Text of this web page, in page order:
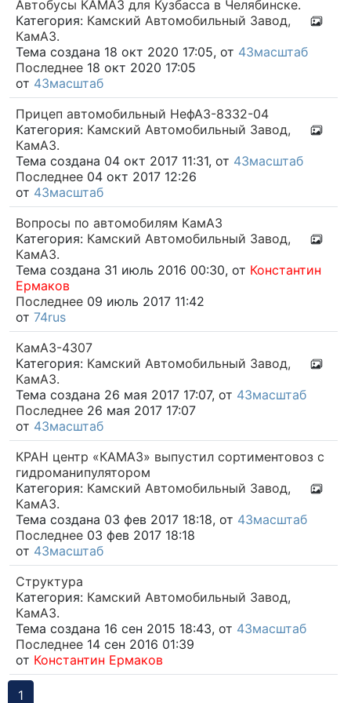
Автобусы КАМАЗ для Кузбасса в Челябинске.
Категория: Камский Автомобильный Завод,
КамАЗ.
Тема создана 18 окт 2020 17:05, от 43масштаб
Последнее 18 окт 2020 17:05
от 43масштаб
Прицеп автомобильный НефАЗ-8332-04
Категория: Камский Автомобильный Завод,
КамАЗ.
Тема создана 04 окт 2017 11:31, от 43масштаб
Последнее 04 окт 2017 12:26
от 43масштаб
Вопросы по автомобилям КамАЗ
Категория: Камский Автомобильный Завод,
КамАЗ.
Тема создана 31 июль 2016 00:30, от Константин
Ермаков
Последнее 09 июль 2017 11:42
от 74rus
КамАЗ-4307
Категория: Камский Автомобильный Завод,
КамАЗ.
Тема создана 26 мая 2017 17:07, от 43масштаб
Последнее 26 мая 2017 17:07
от 43масштаб
КРАН центр «КАМАЗ» выпустил сортиментовоз с
гидроманипулятором
Категория: Камский Автомобильный Завод,
КамАЗ.
Тема создана 03 фев 2017 18:18, от 43масштаб
Последнее 03 фев 2017 18:18
от 43масштаб
Структура
Категория: Камский Автомобильный Завод,
КамАЗ.
Тема создана 16 сен 2015 18:43, от 43масштаб
Последнее 14 сен 2016 01:39
от Константин Ермаков
1